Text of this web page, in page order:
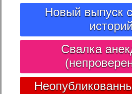
Новый выпуск
Свалка